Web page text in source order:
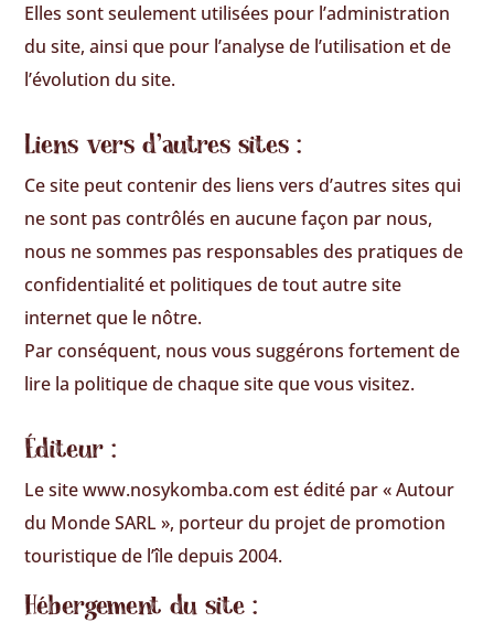
Elles sont seulement utilisées pour l’administration
du site, ainsi que pour l’analyse de l’utilisation et de
l’évolution du site.
Liens vers d’autres sites :
Ce site peut contenir des liens vers d’autres sites qui
ne sont pas contrôlés en aucune façon par nous,
nous ne sommes pas responsables des pratiques de
confidentialité et politiques de tout autre site
internet que le nôtre.
Par conséquent, nous vous suggérons fortement de
lire la politique de chaque site que vous visitez.
Éditeur :
Le site www.nosykomba.com est édité par « Autour
du Monde SARL », porteur du projet de promotion
touristique de l’île depuis 2004.
Hébergement du site :